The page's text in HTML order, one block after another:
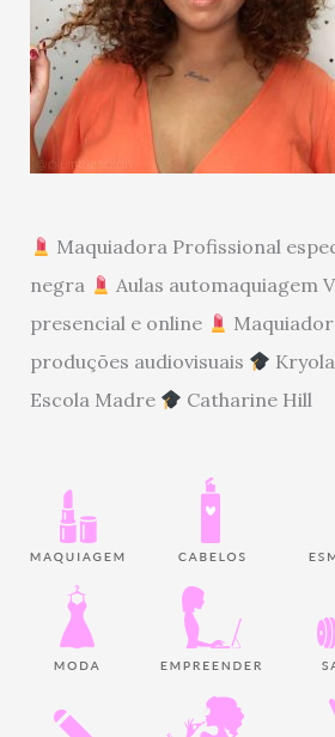
Maquiadora Profissional
negra
Aulas automaquiagem
presencial e online
produções audiovisuais
Escola Madre
Catharine Hill